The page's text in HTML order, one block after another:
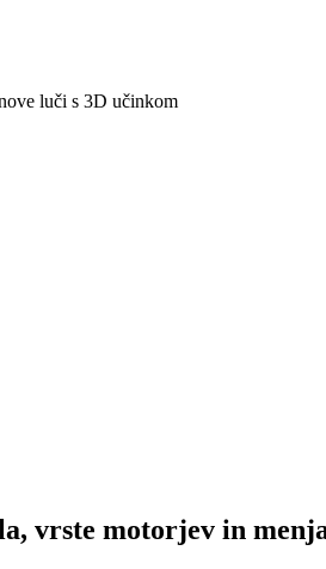
luči s 3D učinkom
vrste motorjev in